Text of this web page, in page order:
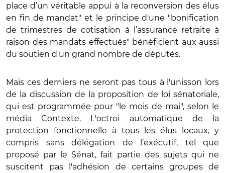
place d’un véritable appui à la reconversion des élus
en fin de mandat" et le principe d'une "bonification
de trimestres de cotisation à l’assurance retraite à
raison des mandats effectués" bénéficient aux aussi
du soutien d'un grand nombre de députés.
Mais ces derniers ne seront pas tous à l'unisson lors
de la discussion de la proposition de loi sénatoriale,
qui est programmée pour "le mois de mai", selon le
média Contexte. L'octroi automatique de la
protection fonctionnelle à tous les élus locaux, y
compris sans délégation de l’exécutif, tel que
proposé par le Sénat, fait partie des sujets qui ne
suscitent pas l'adhésion de certains groupes de